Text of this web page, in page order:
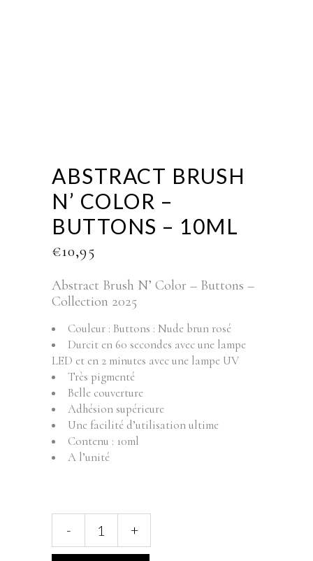
ABSTRACT BRUSH
N’ COLOR –
BUTTONS – 10ML
€10,95
Abstract Brush N’ Color – Buttons –
Collection 2025
Couleur : Buttons : Nude brun rosé
Durcit en 60 secondes avec une lampe
LED et en 2 minutes avec une lampe UV
Très pigmenté
Belle couverture
Adhésion supérieure
Une facilité d’utilisation ultime
Contenu : 10ml
A l’unité
N'
- +